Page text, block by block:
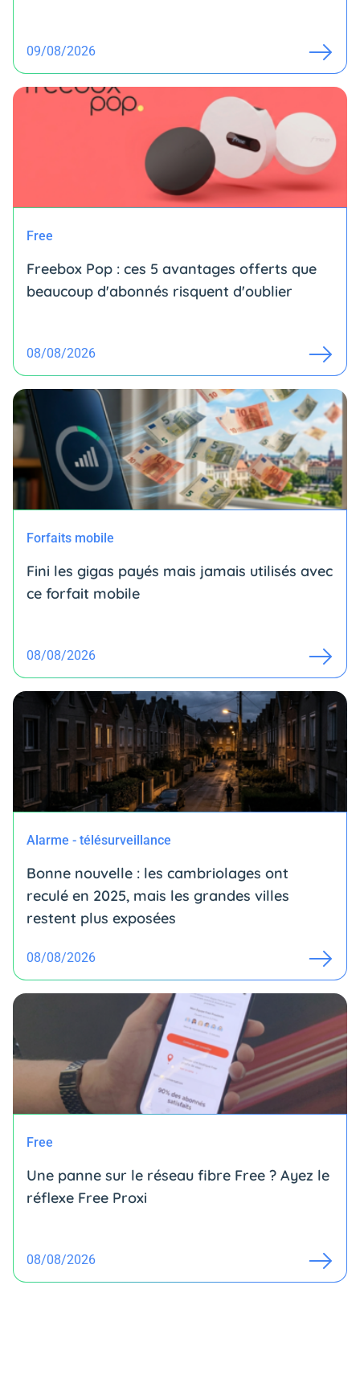
09/08/2026
Free
Freebox Pop : ces 5 avantages offerts que
beaucoup d'abonnés risquent d'oublier
08/08/2026
Forfaits mobile
Fini les gigas payés mais jamais utilisés avec
ce forfait mobile
08/08/2026
Alarme - télésurveillance
Bonne nouvelle : les cambriolages ont
reculé en 2025, mais les grandes villes
restent plus exposées
08/08/2026
Free
Une panne sur le réseau fibre Free ? Ayez le
réflexe Free Proxi
08/08/2026